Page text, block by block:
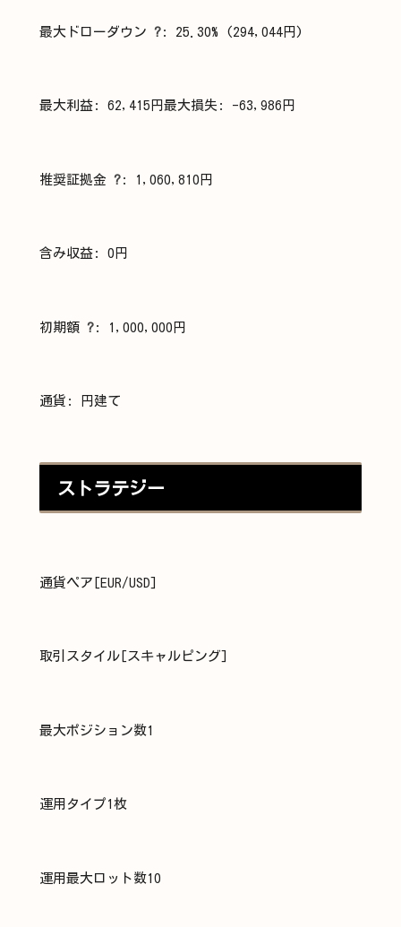
最大ドローダウン ? : 25.30% (294,044円)
最大利益: 62,415円最大損失: -63,986円
推奨証拠金 ? : 1,060,810円
含み収益: 0円
初期額 ? : 1,000,000円
通貨: 円建て
ストラテジー
通貨ペア[EUR/USD]
取引スタイル[スキャルピング]
最大ポジション数1
運用タイプ1枚
運用最大ロット数10